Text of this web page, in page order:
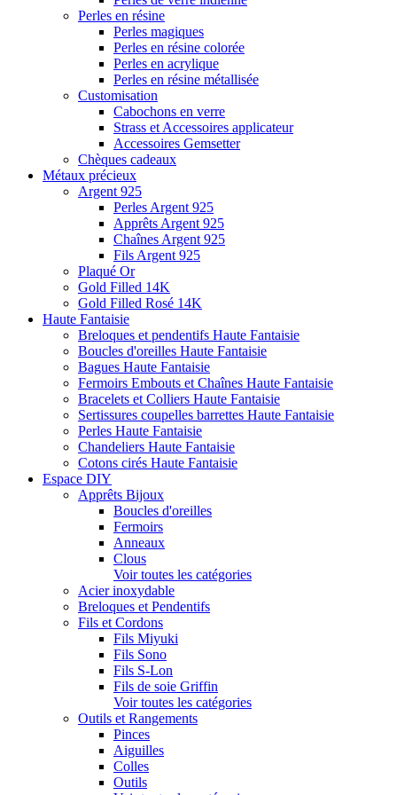
Perles en résine
Perles magiques
Perles en résine colorée
Perles en acrylique
Perles en résine métallisée
Customisation
Cabochons en verre
Strass et Accessoires applicateur
Accessoires Gemsetter
Chèques cadeaux
Métaux précieux
Argent 925
Perles Argent 925
Apprêts Argent 925
Chaînes Argent 925
Fils Argent 925
Plaqué Or
Gold Filled 14K
Gold Filled Rosé 14K
Haute Fantaisie
Breloques et pendentifs Haute Fantaisie
Boucles d'oreilles Haute Fantaisie
Bagues Haute Fantaisie
Fermoirs Embouts et Chaînes Haute Fantaisie
Bracelets et Colliers Haute Fantaisie
Sertissures coupelles barrettes Haute Fantaisie
Perles Haute Fantaisie
Chandeliers Haute Fantaisie
Cotons cirés Haute Fantaisie
Espace DIY
Apprêts Bijoux
Boucles d'oreilles
Fermoirs
Anneaux
Clous
Voir toutes les catégories
Acier inoxydable
Breloques et Pendentifs
Fils et Cordons
Fils Miyuki
Fils Sono
Fils S-Lon
Fils de soie Griffin
Voir toutes les catégories
Outils et Rangements
Pinces
Aiguilles
Colles
Outils